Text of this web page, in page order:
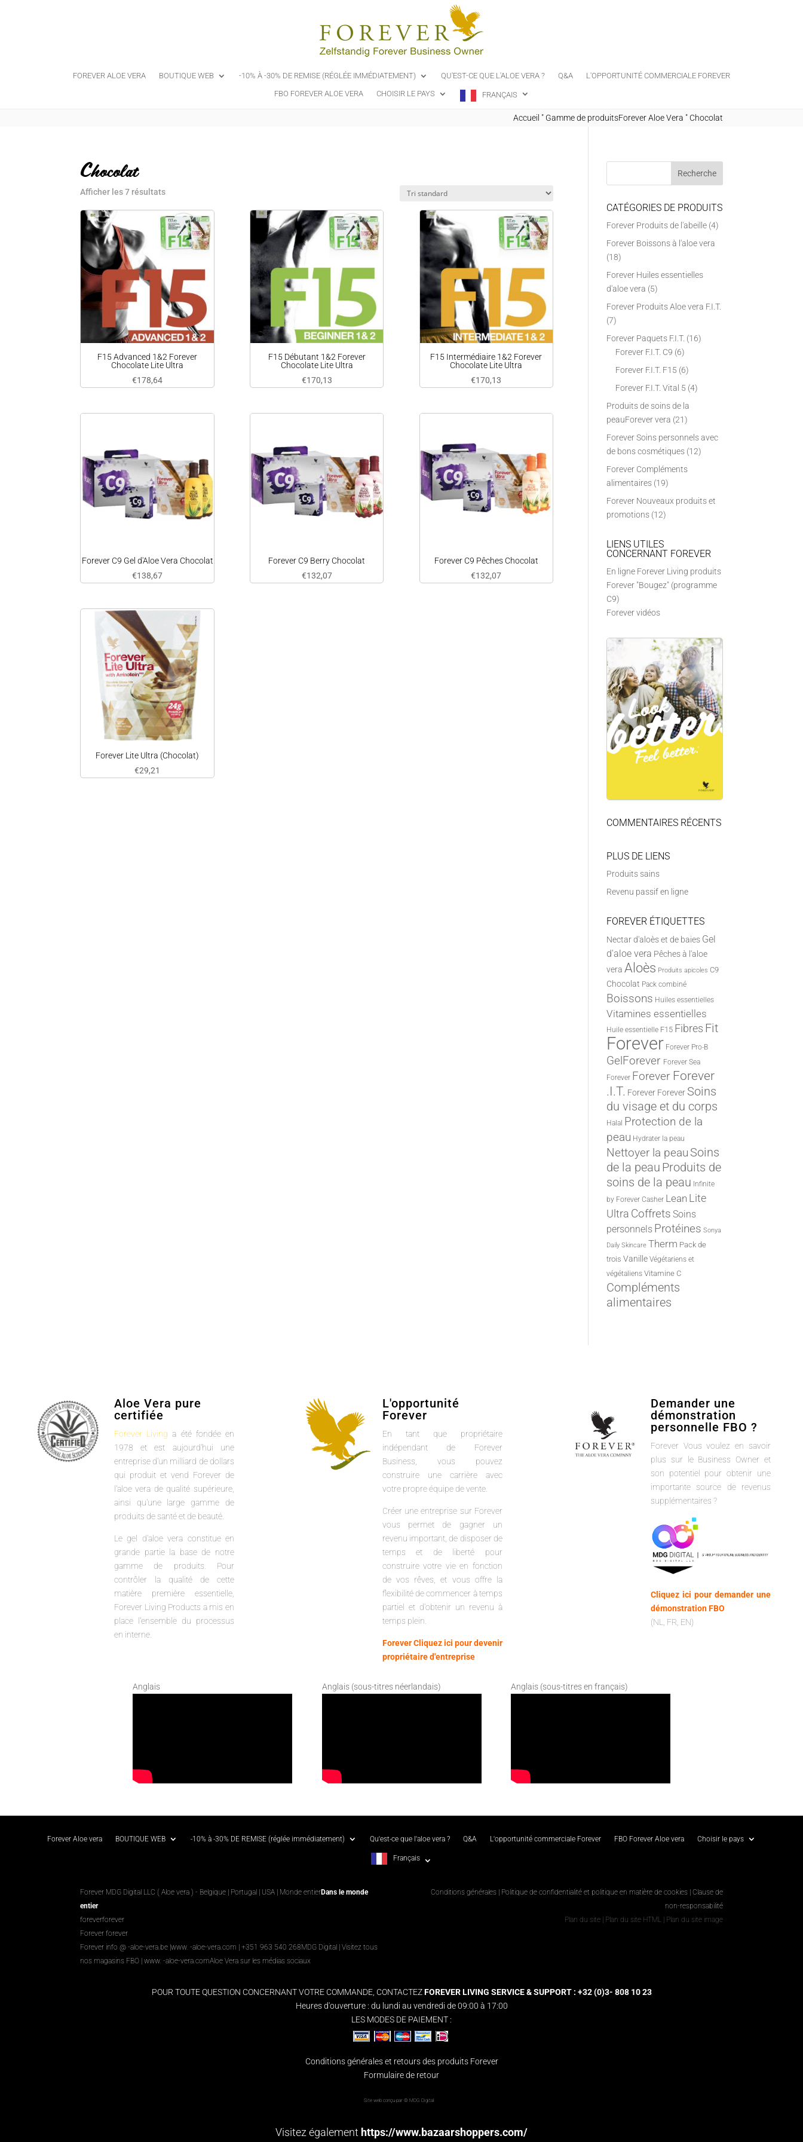
FOREVER ALOE VERA BOUTIQUE WEB -10% À -30% DE REMISE (RÉGLÉE IMMÉDIATEMENT) QU'EST-CE QUE L'ALOE VERA ? Q&A
L'OPPORTUNITÉ COMMERCIALE FOREVER
FBO FOREVER ALOE VERA
CHOISIR LE PAYS FRANÇAIS
Accueil " Gamme de produitsForever Aloe Vera " Chocolat
Chocolat
Afficher les 7 résultats
F15 Advanced 1&2 Forever
Chocolate Lite Ultra
€178,64
F15 Débutant 1&2 Forever
Chocolate Lite Ultra
€170,13
F15 Intermédiaire 1&2 Forever
Chocolate Lite Ultra
€170,13
Forever C9 Gel d'Aloe Vera Chocolat
€138,67
Forever C9 Berry Chocolat
€132,07
Forever C9 Pêches Chocolat
€132,07
Forever Lite Ultra (Chocolat)
€29,21
CATÉGORIES DE PRODUITS
Forever Produits de l'abeille (4)
Forever Boissons à l'aloe vera
(18)
Forever Huiles essentielles
d'aloe vera (5)
Forever Produits Aloe vera F.I.T.
(7)
Forever Paquets F.I.T. (16)
Forever F.I.T. C9 (6)
Forever F.I.T. F15 (6)
Forever F.I.T. Vital 5 (4)
Produits de soins de la
peauForever vera (21)
Forever Soins personnels avec
de bons cosmétiques (12)
Forever Compléments
alimentaires (19)
Forever Nouveaux produits et
promotions (12)
LIENS UTILES
CONCERNANT FOREVER
En ligne Forever Living produits
Forever "Bougez" (programme
C9)
Forever vidéos
COMMENTAIRES RÉCENTS
PLUS DE LIENS
Produits sains
Revenu passif en ligne
FOREVER ÉTIQUETTES
Nectar d'aloès et de baies Gel
d'aloe vera Pêches à l'aloe
vera Aloès Produits apicoles C9
Chocolat Pack combiné
Boissons Huiles essentielles
Vitamines essentielles
Huile essentielle F15 Fibres Fit
Forever Forever Pro-B
GelForever Forever Sea
Forever Forever Forever
.I.T. Forever Forever Soins
du visage et du corps
Halal Protection de la
peau Hydrater la peau
Nettoyer la peau Soins
de la peau Produits de
soins de la peau Infinite
by Forever Casher Lean Lite
Ultra Coffrets Soins
personnels Protéines Sonya
Daily Skincare Therm Pack de
trois Vanille Végétariens et
végétaliens Vitamine C
Compléments
alimentaires
Aloe Vera pure
certifiée
Forever Living a été fondée en
1978 et est aujourd'hui une
entreprise d'un milliard de dollars
qui produit et vend Forever de
l'aloe vera de qualité supérieure,
ainsi qu'une large gamme de
produits de santé et de beauté.
Le gel d'aloe vera constitue en
grande partie la base de notre
gamme de produits. Pour
contrôler la qualité de cette
matière première essentielle,
Forever Living Products a mis en
place l'ensemble du processus
en interne.
L'opportunité
Forever
En tant que propriétaire
indépendant de Forever
Business, vous pouvez
construire une carrière avec
votre propre équipe de vente.
Créer une entreprise sur Forever
vous permet de gagner un
revenu important, de disposer de
temps et de liberté pour
construire votre vie en fonction
de vos rêves, et vous offre la
flexibilité de commencer à temps
partiel et d'obtenir un revenu à
temps plein.
Forever Cliquez ici pour devenir
propriétaire d'entreprise
Demander une
démonstration
personnelle FBO ?
Forever Vous voulez en savoir
plus sur le Business Owner et
son potentiel pour obtenir une
importante source de revenus
supplémentaires ?
Cliquez ici pour demander une
démonstration FBO
(NL, FR, EN)
Anglais Anglais (sous-titres néerlandais) Anglais (sous-titres en français)
Forever Aloe vera BOUTIQUE WEB -10% à -30% DE REMISE (réglée immédiatement) Qu'est-ce que l'aloe vera ? Q&A L'opportunité commerciale Forever FBO Forever Aloe vera Choisir le pays
Français
Forever MDG Digital LLC ( Aloe vera ) - Belgique | Portugal | USA | Monde entierDans le monde
entier
foreverforever
Forever forever
Forever info @ -aloe-vera.be |www. -aloe-vera.com | +351 963 540 268MDG Digital |Visitez tous
nos magasins FBO |www. -aloe-vera.comAloe Vera sur les médias sociaux
Conditions générales| Politique de confidentialité et politique en matière de cookies Clause de
non-responsabilité
Plan du site| Plan du site HTML| Plan du site image
POUR TOUTE QUESTION CONCERNANT VOTRE COMMANDE, CONTACTEZFOREVER LIVING SERVICE & SUPPORT : +32 (0)3- 808 10 23
Heures d'ouverture : du lundi au vendredi de 09:00 à 17:00
LES MODES DE PAIEMENT :
Conditions générales et retours des produits Forever
Formulaire de retour
Site web conçu par © MDG Digital
Visitez également https://www.bazaarshoppers.com/